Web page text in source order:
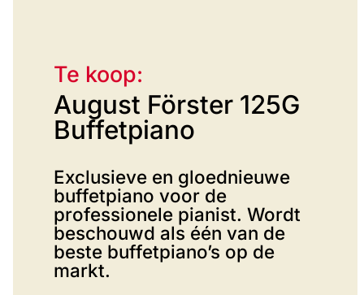
Te koop:
August Förster 125G
Buffetpiano
Exclusieve en gloednieuwe
buffetpiano voor de
professionele pianist. Wordt
beschouwd als één van de
beste buffetpiano’s op de
markt.